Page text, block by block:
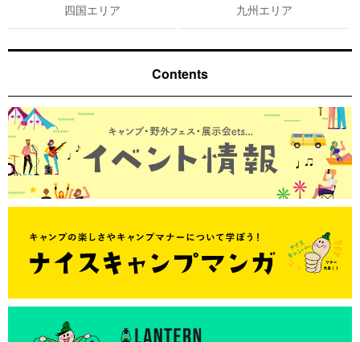
四国エリア 九州エリア
Contents